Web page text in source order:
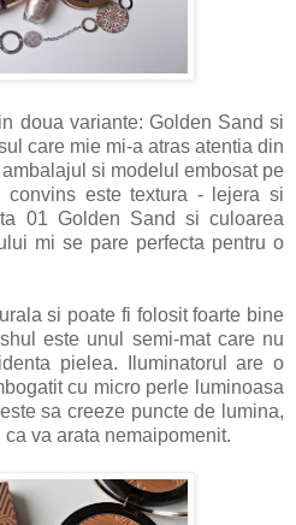
doua variante: Golden Sand si
care mie mi-a atras atentia din
si modelul embosat pe
este textura - lejera si
01 Golden Sand si culoarea
mi se pare perfecta pentru o
si poate fi folosit foarte bine
este unul semi-mat care nu
pielea. Iluminatorul are o
cu micro perle luminoasa
sa creeze puncte de lumina,
va arata nemaipomenit.